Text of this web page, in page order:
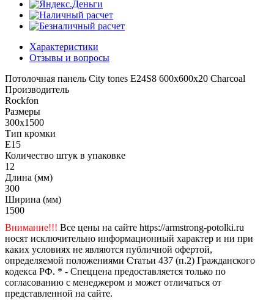
Характеристики
Отзывы и вопросы
Потолочная панель City tones E24S8 600x600x20 Charcoal
Производитель
Rockfon
Размеры
300x1500
Тип кромки
E15
Количество штук в упаковке
12
Длина (мм)
300
Ширина (мм)
1500
Внимание!!! Все цены на сайте https://armstrong-potolki.ru
носят исключительно информационный характер и ни при
каких условиях не являются публичной офертой,
определяемой положениями Статьи 437 (п.2) Гражданского
кодекса РФ. * - Спеццена предоставляется только по
согласованию с менеджером и может отличаться от
представленной на сайте.